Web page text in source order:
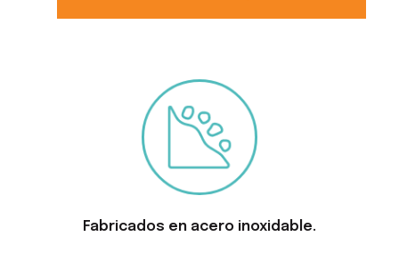
Fabricados en acero inoxidable.